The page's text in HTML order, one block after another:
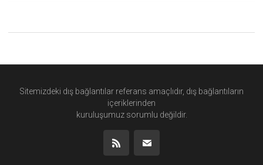
Sitemizdeki dış bağlantılar referans amaçlıdır, dış bağlantıların
içeriklerinden
kuruluşumuz sorumlu değildir.